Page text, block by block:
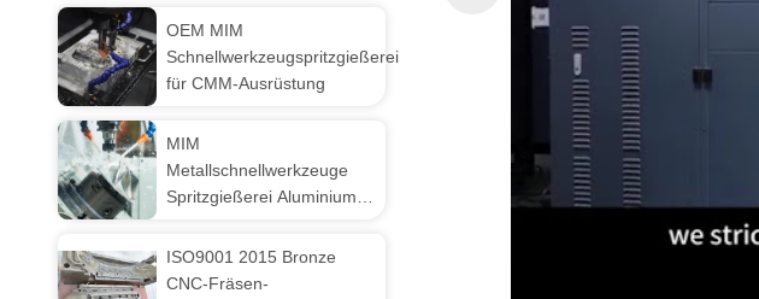
OEM MIM
Schnellwerkzeugspritzgießerei
für CMM-Ausrüstung
MIM
Metallschnellwerkzeuge
Spritzgießerei Aluminium
ISO9001 2015 Bronze
CNC-Fräsen-